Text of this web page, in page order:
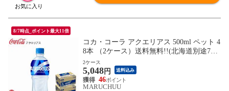
8/7時点_ポイント最大11倍
コカ・コーラ アクエリアス 500ml ペット 4
8本 （2ケース）送料無料!!(北海道別途700
円、沖縄県配送不可)
2ケース
5,048円 送料込み
46
MARUCHUU